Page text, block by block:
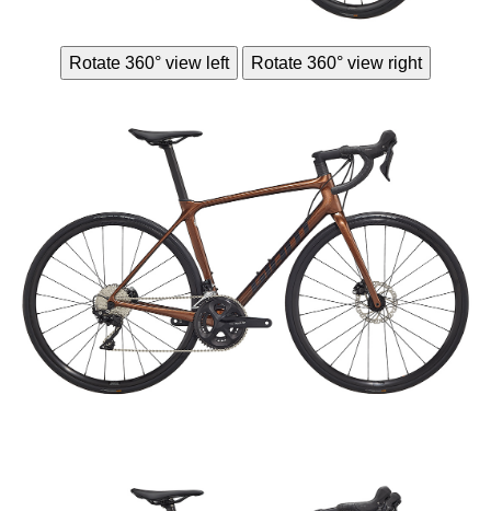
Rotate 360° view left Rotate 360° view right